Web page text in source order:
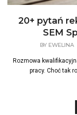
20+ pytań
SEM
BY EWELINA
Rozmowa
pracy. Choć tak